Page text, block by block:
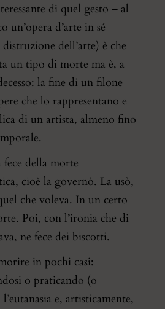
di quel gesto – al
un’opera d’arte in sé
dell’arte) è che
un tipo di morte ma è, a
la fine di un filone
che lo rappresentano e
di un artista, almeno fino
fece della morte
cioè la governò. La usò,
che voleva. In un certo
Poi, con l’ironia che di
ne fece dei biscotti.
in pochi casi:
o praticando (o
e, artisticamente,